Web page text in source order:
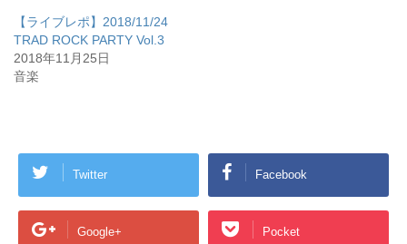
【ライブレポ】2018/11/24
TRAD ROCK PARTY Vol.3
2018年11月25日
音楽
Twitter Facebook
Google+ Pocket